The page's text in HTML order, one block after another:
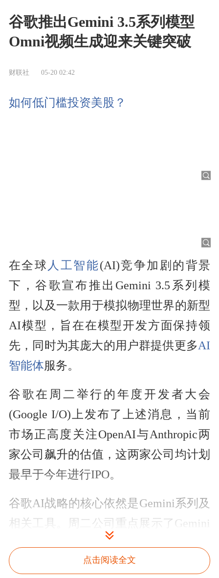
谷歌推出Gemini 3.5系列模型
Omni视频生成迎来关键突破
财联社 05-20 02:42
如何低门槛投资美股？
在全球 人工智能(AI)竞争加剧的背景
下，谷歌宣布推出Gemini 3.5系列模
型，以及一款用于模拟物理世界的新型
AI模型，旨在在模型开发方面保持领
先，同时为其庞大的用户群提供更多AI
智能体服务。
谷歌在周二举行的年度开发者大会
(Google I/O)上发布了上述消息，当前
市场正高度关注OpenAI与Anthropic两
家公司飙升的估值，这两家公司均计划
最早于今年进行IPO。
谷歌AI战略的核心依然是Gemini系列及
相关工具。周二公司重点展示了Gemini
3.5 Flash，这是该系列的一款轻量级产
品。
点击阅读全文